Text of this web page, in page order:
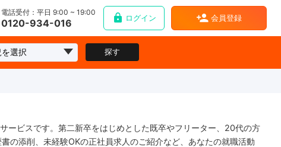
電話受付：平日 9:00 ~ 19:00
0120-934-016 ログイン 会員登録
探す
ービスです。第二新卒をはじめとした既卒やフリーター、20代の方
の添削、未経験OKの正社員求人のご紹介など、あなたの就職活動